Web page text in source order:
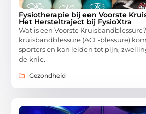
Fysiotherapie bij een Voorste
Het Hersteltraject bij FysioXtra
Wat is een Voorste
kruisbandblessure (ACL-blessure)
sporters en kan leiden tot pijn,
de knie.
Gezondheid